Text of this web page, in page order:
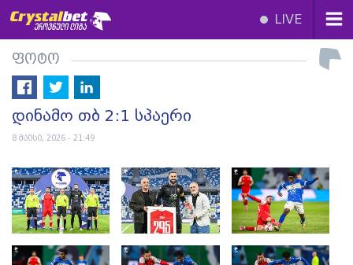
LIVE
ფოტო
დინამო თბ 2:1 სპაერი
8 მაისი, 2026 - 21:49